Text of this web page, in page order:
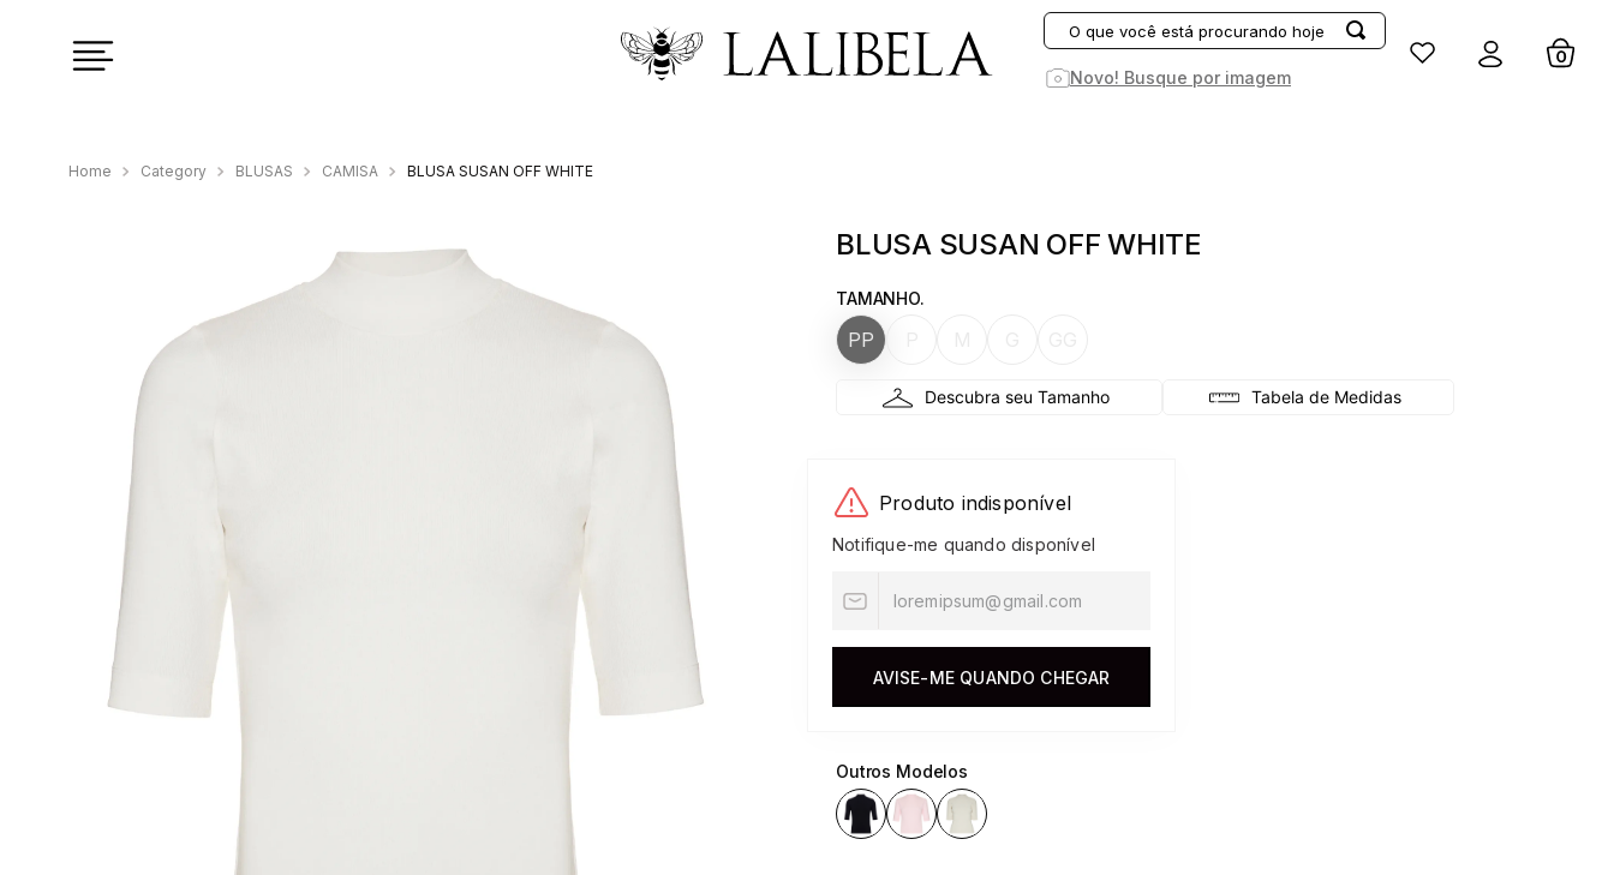
O que você está procurando hoje?
Novo! Busque por imagem
4º
jeans
jacquard
Entrar
Category BLUSAS CAMISA BLUSA SUSAN OFF WHITE
BLUSA SUSAN OFF WHITE
TAMANHO.
PP
Tabela de Medidas
Produto indisponível
Notifique-me quando disponível
AVISE-ME QUANDO CHEGAR
Outros Modelos